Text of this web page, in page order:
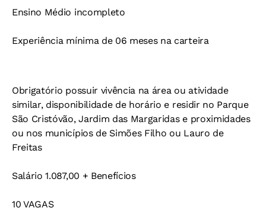
Ensino Médio incompleto
Experiência mínima de 06 meses na carteira
Obrigatório possuir vivência na área ou atividade
similar, disponibilidade de horário e residir no Parque
São Cristóvão, Jardim das Margaridas e proximidades
ou nos municípios de Simões Filho ou Lauro de
Freitas
Salário 1.087,00 + Benefícios
10 VAGAS